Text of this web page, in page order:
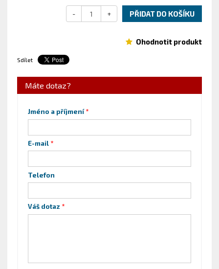
PŘIDAT DO KOŠÍKU
- +
Ohodnotit produkt
Sdílet
Máte dotaz?
Jméno a příjmení
E-mail
Telefon
Váš dotaz